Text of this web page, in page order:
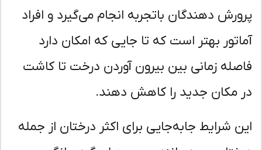
دهندگان باتجربه انجام می‌گیرد و افراد
بهتر است که تا جایی که امکان دارد
زمانی بین بیرون آوردن درخت تا کاشت
مکان جدید را کاهش دهند.
شرایط جابه‌جایی برای اکثر درختان از جمله